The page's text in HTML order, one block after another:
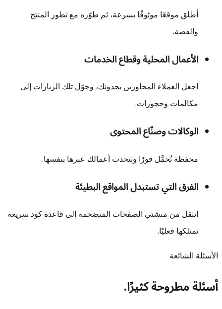
أطلق موقعًا موثوقًا بسرعة، ثم طوّره مع تطور المنتج
والقصة.
الأعمال المحلية وقطاع الخدمات
اجعل العملاء المجاورين يجدونك، وحوّل تلك الزيارات إلى
مكالمات وحجوزات.
الوكالات وصنّاع المحتوى
محفظة تُحمَّل فورًا وتتحدث أعمالك عبرها بنفسها.
الفرق التي تستبدل المواقع البطيئة
انتقل من منشئي الصفحات المتضخمة إلى قاعدة كود سريعة
تمتلكها فعليًا.
الأسئلة الشائعة
أسئلة مطروحة كثيرًا.